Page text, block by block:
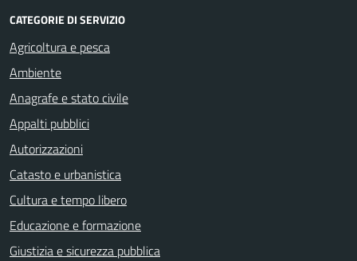
CATEGORIE DI SERVIZIO
Agricoltura e pesca
Ambiente
Anagrafe e stato civile
Appalti pubblici
Autorizzazioni
Catasto e urbanistica
Cultura e tempo libero
Educazione e formazione
Giustizia e sicurezza pubblica